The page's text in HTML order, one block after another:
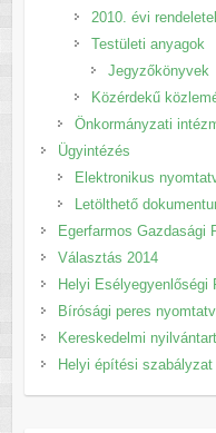
2010. évi
Testületi anyagok
Jegyzőkönyvek
Közérdekű
Önkormányzati
Ügyintézés
Elektronikus
Letölthető
Egerfarmos Gazdasági
Választás 2014
Helyi Esélyegyenlőségi
Bírósági peres
Kereskedelmi
Helyi építési